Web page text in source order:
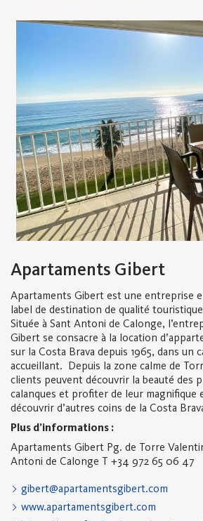
Apartaments Gibert
Apartaments Gibert est une entreprise
label de destination de qualité
Située à Sant Antoni de Calonge,
Gibert se consacre à la location
sur la Costa Brava depuis 1965, dans un
accueillant. Depuis la zone calme de
clients peuvent découvrir la beauté des
calanques et profiter de leur magnifique
découvrir d’autres coins de la Costa
Plus d’informations :
Apartaments Gibert Pg. de Torre
Antoni de Calonge T +34 972 65 06 47
gibert@apartamentsgibert.com
www.apartamentsgibert.com